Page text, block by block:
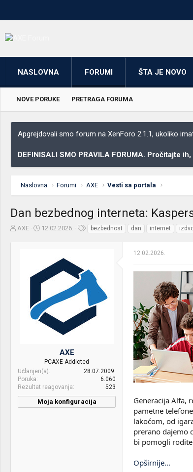
NASLOVNA FORUMI ŠTA JE NOVO
NOVE PORUKE PRETRAGA FORUMA
Apgrejdovali smo forum na XenForo 2.1.1, ukoliko
DEFINISALI SMO PRAVILA FORUMA. Pročitajte
Naslovna Forumi AXE Vesti sa portala
Dan bezbednog interneta:
Z
AXE
D
p
o
e
t
a
12.02.2026.
e
bezbednost dan internet
AXE
PCAXE Addicted
Učlanjen(a)
28.07.2009.
Poruka
6.060
Rezultat reagovanja
523
Moja konfiguracija
12.02.2026.
Generacija Alfa,
pametne
lakoćom, od
prerano dajemo
bi pomogli
Opširnije...